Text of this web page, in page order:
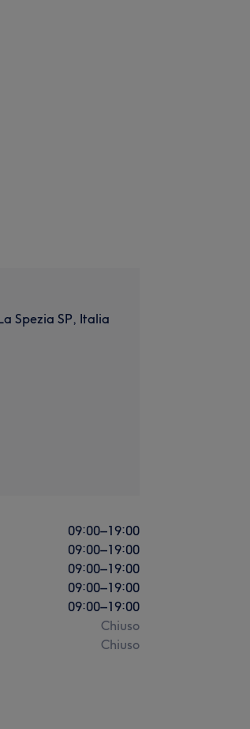
Spezia SP, Italia
09:00–19:00
09:00–19:00
09:00–19:00
09:00–19:00
09:00–19:00
Chiuso
Chiuso